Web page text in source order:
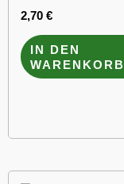
2,70 €
IN DEN
WARENKORB